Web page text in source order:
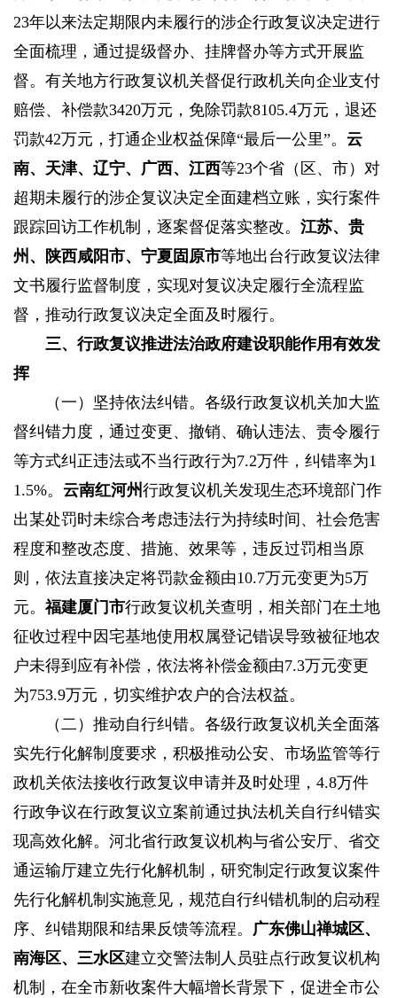
23年以来法定期限内未履行的涉企行政复议决定进行
全面梳理，通过提级督办、挂牌督办等方式开展监
督。有关地方行政复议机关督促行政机关向企业支付
赔偿、补偿款3420万元，免除罚款8105.4万元，退还
罚款42万元，打通企业权益保障“最后一公里”。 云
南、天津、辽宁、广西、江西等23个省（区、市）对
超期未履行的涉企复议决定全面建档立账，实行案件
跟踪回访工作机制，逐案督促落实整改。 江苏、贵
州、陕西咸阳市、宁夏固原市等地出台行政复议法律
文书履行监督制度，实现对复议决定履行全流程监
督，推动行政复议决定全面及时履行。
三、行政复议推进法治政府建设职能作用有效发
挥
（一）坚持依法纠错。 各级行政复议机关加大监
督纠错力度，通过变更、撤销、确认违法、责令履行
等方式纠正违法或不当行政行为7.2万件，纠错率为1
1.5%。 云南红河州行政复议机关发现生态环境部门作
出某处罚时未综合考虑违法行为持续时间、社会危害
程度和整改态度、措施、效果等，违反过罚相当原
则，依法直接决定将罚款金额由10.7万元变更为5万
元。 福建厦门市行政复议机关查明，相关部门在土地
征收过程中因宅基地使用权属登记错误导致被征地农
户未得到应有补偿，依法将补偿金额由7.3万元变更
为753.9万元，切实维护农户的合法权益。
（二）推动自行纠错。 各级行政复议机关全面落
实先行化解制度要求，积极推动公安、市场监管等行
政机关依法接收行政复议申请并及时处理，4.8万件
行政争议在行政复议立案前通过执法机关自行纠错实
现高效化解。河北省行政复议机构与省公安厅、省交
通运输厅建立先行化解机制，研究制定行政复议案件
先行化解机制实施意见，规范自行纠错机制的启动程
序、纠错期限和结果反馈等流程。 广东佛山禅城区、
南海区、三水区建立交警法制人员驻点行政复议机构
机制，在全市新收案件大幅增长背景下，促进全市公